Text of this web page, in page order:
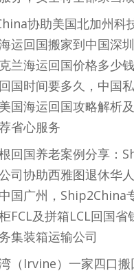
协助美国北加州科
运回国搬家到中国深
兰海运回国价格多少
国时间要多久，中国
国海运回国攻略解析
省心服务
回国养老案例分享：
司协助西雅图退休华
国广州，Ship2China
FCL及拼箱LCL回国省
集装箱运输公司
（Irvine）一家四口搬